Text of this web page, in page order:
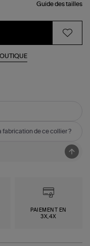
Guide des tailles
fabrication de ce collier ?
PAIEMENT EN
3X,4X